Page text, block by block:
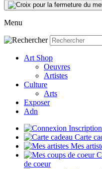
Menu
Art Shop
Oeuvres
Artistes
Culture
Arts
Exposer
Adn
Carte
Mes
de coeur